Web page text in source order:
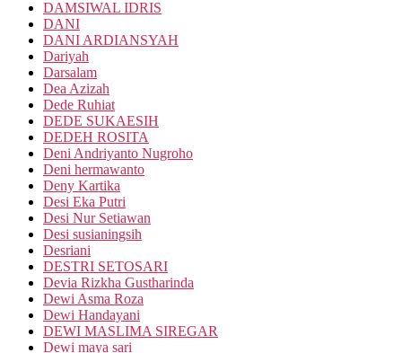
DAMSIWAL IDRIS
DANI
DANI ARDIANSYAH
Dariyah
Darsalam
Dea Azizah
Dede Ruhiat
DEDE SUKAESIH
DEDEH ROSITA
Deni Andriyanto Nugroho
Deni hermawanto
Deny Kartika
Desi Eka Putri
Desi Nur Setiawan
Desi susianingsih
Desriani
DESTRI SETOSARI
Devia Rizkha Gustharinda
Dewi Asma Roza
Dewi Handayani
DEWI MASLIMA SIREGAR
Dewi maya sari